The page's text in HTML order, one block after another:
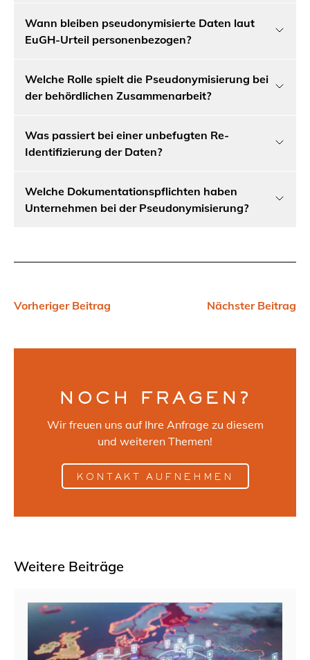
Wann bleiben pseudonymisierte Daten laut
EuGH-Urteil personenbezogen?
Welche Rolle spielt die Pseudonymisierung bei
der behördlichen Zusammenarbeit?
Was passiert bei einer unbefugten Re-
Identifizierung der Daten?
Welche Dokumentationspflichten haben
Unternehmen bei der Pseudonymisierung?
Vorheriger Beitrag Nächster Beitrag
NOCH FRAGEN?
Wir freuen uns auf Ihre Anfrage zu diesem
und weiteren Themen!
KONTAKT AUFNEHMEN
Weitere Beiträge